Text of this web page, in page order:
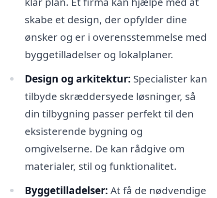
skabe et design, der opfylder dine
ønsker og er i overensstemmelse med
byggetilladelser og lokalplaner.
Design og arkitektur: Specialister kan
tilbyde skræddersyede løsninger, så
din tilbygning passer perfekt til den
eksisterende bygning og
omgivelserne. De kan rådgive om
materialer, stil og funktionalitet.
Byggetilladelser: At få de nødvendige